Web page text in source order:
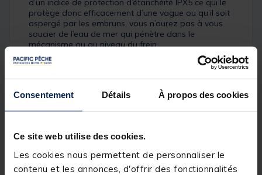
Consentement Détails À propos des cookies
Ce site web utilise des cookies.
Les cookies nous permettent de personnaliser le
contenu et les annonces, d'offrir des fonctionnalités
d’un indice de protection d’étanchéité IPX5 ce qui le
protège donc efficacement d’une vague ou qu’il soit
aspergé par les embruns, vous n’aurez pas à vous
soucier de l’eau de mer qui pénètre dans le
mécanisme ou au niveau du frein.
Nos disques de frein HT-100 se trouvent
puissance de frein nécessaire pour combattre les
permettent de toujours maintenir les engrenages
soumis à une forte sollicitation.